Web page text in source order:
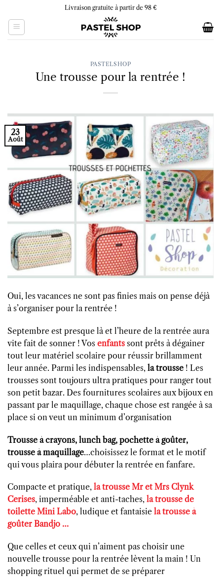
content
Livraison gratuite à partir de 98 €
PASTELSHOP
Une trousse pour la rentrée !
23
Août
Oui, les vacances ne sont pas finies mais on pense déjà
à s’organiser pour la rentrée !
Septembre est presque là et l’heure de la rentrée aura
vite fait de sonner ! Vos enfants sont prêts à dégainer
tout leur matériel scolaire pour réussir brillamment
leur année. Parmi les indispensables, la trousse ! Les
trousses sont toujours ultra pratiques pour ranger tout
son petit bazar. Des fournitures scolaires aux bijoux en
passant par le maquillage, chaque chose est rangée à sa
place si on veut un minimum d’organisation
Trousse à crayons, lunch bag, pochette à goûter,
trousse à maquillage…choisissez le format et le motif
qui vous plaira pour débuter la rentrée en fanfare.
Compacte et pratique, la trousse Mr et Mrs Clynk
Cerises, imperméable et anti-taches, la trousse de
toilette Mini Labo, ludique et fantaisie la trousse à
goûter Bandjo …
Que celles et ceux qui n’aiment pas choisir une
nouvelle trousse pour la rentrée lèvent la main ! Un
shopping rituel qui permet de se préparer